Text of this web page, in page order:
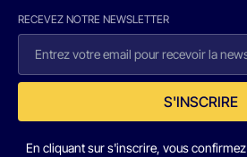
RECEVEZ NOTRE NEWSLETTER
S'INSCRIRE
En cliquant sur s'inscrire, vous